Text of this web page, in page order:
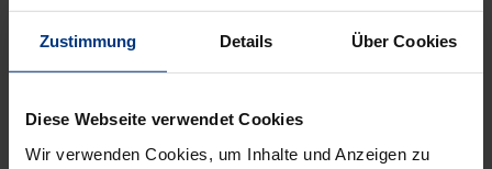
Zustimmung Details Über Cookies
Diese Webseite verwendet Cookies
Wir verwenden Cookies, um Inhalte und Anzeigen zu
Add to Cart
Add to Wish List